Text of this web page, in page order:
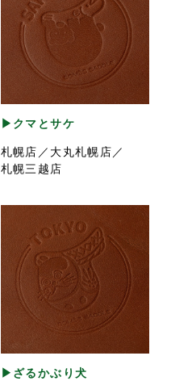
▶クマとサケ
札幌店／大丸札幌店／
札幌三越店
▶ざるかぶり犬